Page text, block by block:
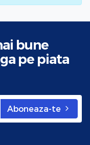
bune
pe piata
Aboneaza-te